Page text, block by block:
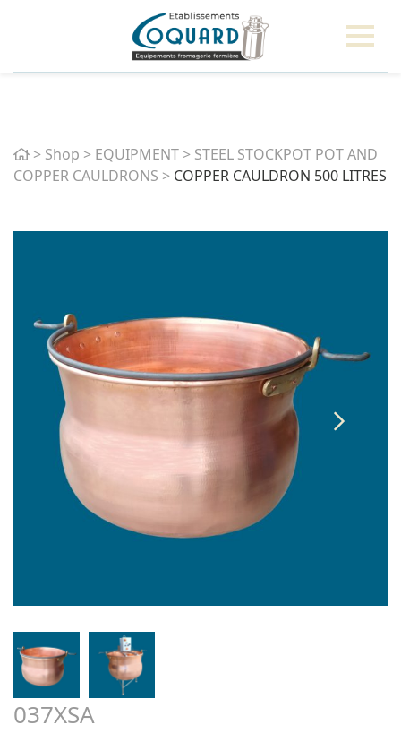
Home
> Shop > EQUIPMENT > STEEL STOCKPOT POT AND
COPPER CAULDRONS > COPPER CAULDRON 500 LITRES
037XSA